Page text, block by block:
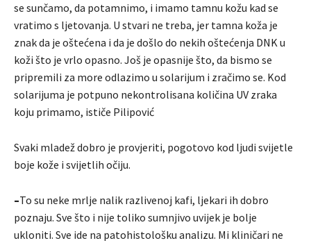
se sunčamo, da potamnimo, i imamo tamnu kožu kad se
vratimo s ljetovanja. U stvari ne treba, jer tamna koža je
znak da je oštećena i da je došlo do nekih oštećenja DNK u
koži što je vrlo opasno. Još je opasnije što, da bismo se
pripremili za more odlazimo u solarijum i zračimo se. Kod
solarijuma je potpuno nekontrolisana količina UV zraka
koju primamo, ističe Pilipović
Svaki mladež dobro je provjeriti, pogotovo kod ljudi svijetle
boje kože i svijetlih očiju.
–To su neke mrlje nalik razlivenoj kafi, ljekari ih dobro
poznaju. Sve što i nije toliko sumnjivo uvijek je bolje
ukloniti. Sve ide na patohistološku analizu. Mi kliničari ne